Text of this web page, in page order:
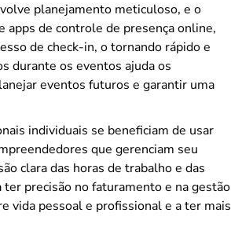
planejamento meticuloso, e o
apps de controle de presença online,
de check-in, o tornando rápido e
durante os eventos ajuda os
eventos futuros e garantir uma
individuais se beneficiam de usar
que gerenciam seu
clara das horas de trabalho e das
precisão no faturamento e na gestão
vida pessoal e profissional e a ter mais